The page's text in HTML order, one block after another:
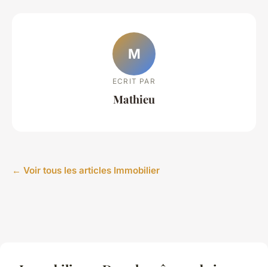
M
ECRIT PAR
Mathieu
← Voir tous les articles Immobilier